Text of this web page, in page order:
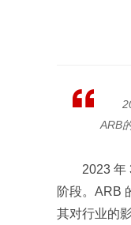
ARB
2023 年
阶段。ARB
其对行业的影